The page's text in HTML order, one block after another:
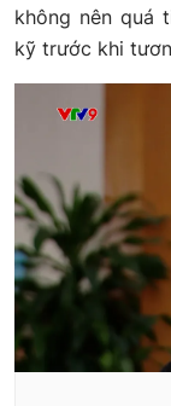
không nên quá
kỹ trước khi